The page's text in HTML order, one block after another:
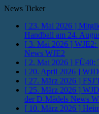
News Ticker
[ 23. Mai 2026 ]
Handball am 24.
[ 3. Mai 2026 ] WJE2:
News WJE2
[ 2. Mai 2026 ] FÜ40:
[ 20. April 2026 ]
[ 27. März 2026 ]
[ 25. März 2026 ]
der D-Mädels News
[ 10. März 2026 ]